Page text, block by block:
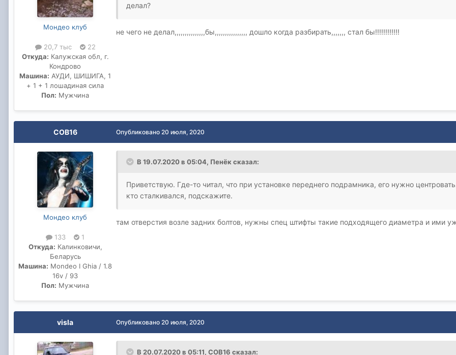
Мондео клуб
20,7 тыс
22
Откуда: Калужская обл, г.
Кондрово
Машина: АУДИ, ШИШИГА, 1
+ 1 + 1 лошадиная сила
Пол: Мужчина
делал?
не чего не делал,,,,,,,,,,,,,,,бы,,,,,,,,,,,,,,,, дошло когда разбирать,,,,,,, стал бы!!!!!!!!!!!!
COB16
Мондео клуб
133
1
Откуда: Калинковичи,
Беларусь
Машина: Mondeo I Ghia / 1.8
16v / 93
Пол: Мужчина
Опубликовано 20 июля, 2020
В 19.07.2020 в 05:04, Пенёк сказал:
Приветствую. Где-то читал, что при установке переднего подрамника, его нужно
кто сталкивался, подскажите.
там отверстия возле задних болтов, нужны спец штифты такие подходящего диаметра и ими
visla Опубликовано 20 июля, 2020
В 20.07.2020 в 05:11, COB16 сказал: